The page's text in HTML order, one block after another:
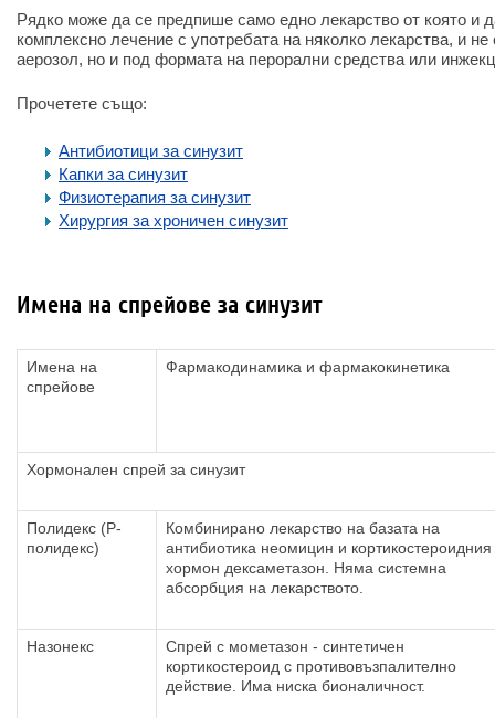
Рядко може да се предпише само едно лекарство от която и
комплексно лечение с употребата на няколко лекарства, и
аерозол, но и под формата на перорални средства или
Прочетете също:
Антибиотици за синузит
Капки за синузит
Физиотерапия за синузит
Хирургия за хроничен синузит
Имена на спрейове за синузит
Имена на
спрейове
Фармакодинамика и фармакокинетика
Хормонален спрей за синузит
Полидекс (P-
полидекс)
Комбинирано лекарство на базата на
антибиотика неомицин и кортикостероидния
хормон дексаметазон. Няма системна
абсорбция на лекарството.
Назонекс
Спрей с мометазон - синтетичен
кортикостероид с противовъзпалително
действие. Има ниска бионаличност.